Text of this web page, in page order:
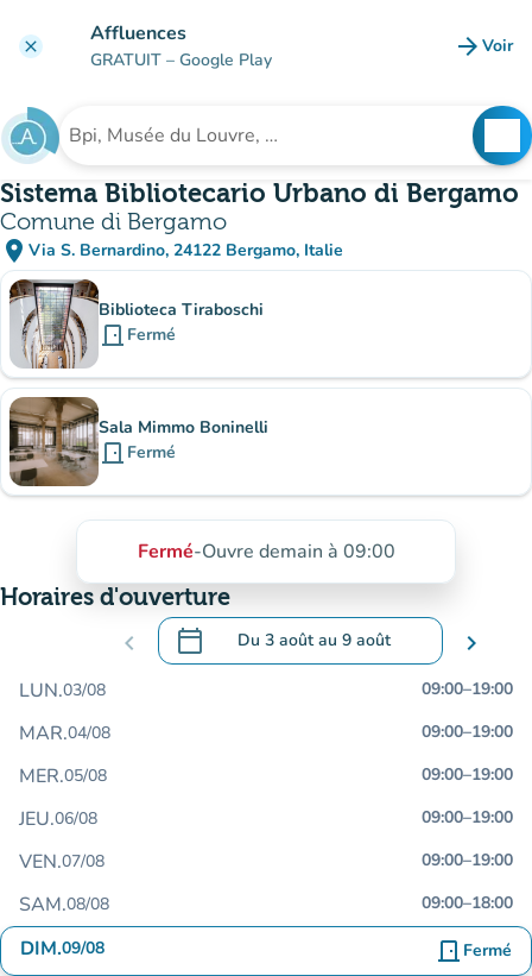
clear Affluences
GRATUIT – Google Play arrow_forward Voir
Rechercher un établissement
Sistema Bibliotecario Urbano di Bergamo
Comune di Bergamo
place Via S. Bernardino, 24122 Bergamo, Italie
(ouvrir dans Google Maps)
(nouvel onglet)
Sous-sites
Biblioteca Tiraboschi
door_front Fermé
Sala Mimmo Boninelli
door_front Fermé
Fermé-Ouvre demain à 09:00
Horaires d'ouverture
chevron_left calendar_today Du 3 aoûtau 9 août
.Ouvrir le calendrier pour changer de
chevron_right
LUN.03/08 09:00–19:00
MAR.04/08 09:00–19:00
MER.05/08 09:00–19:00
JEU.06/08 09:00–19:00
VEN.07/08 09:00–19:00
SAM.08/08 09:00–18:00
DIM.09/08 door_front Fermé